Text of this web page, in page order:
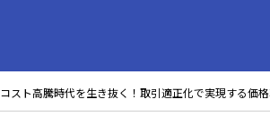
コスト高騰時代を生き抜く！取引適正化で実現する価